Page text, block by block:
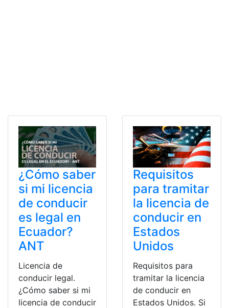
¿Cómo saber
si mi licencia
de conducir
es legal en
Ecuador?
ANT
Licencia de
conducir legal.
¿Cómo saber si mi
licencia de conducir
Requisitos
para tramitar
la licencia de
conducir en
Estados
Unidos
Requisitos para
tramitar la licencia
de conducir en
Estados Unidos. Si